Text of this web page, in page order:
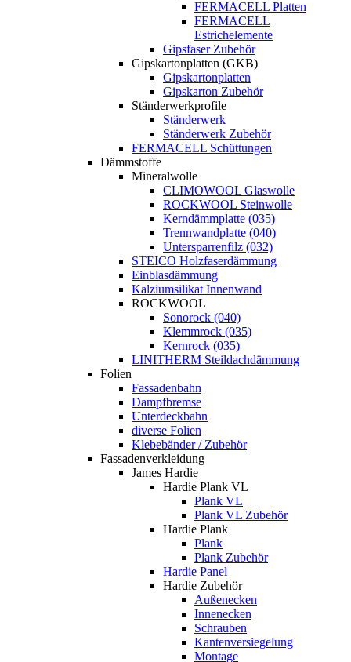
FERMACELL Platten
FERMACELL
Estrichelemente
Gipsfaser Zubehör
Gipskartonplatten (GKB)
Gipskartonplatten
Gipskarton Zubehör
Ständerwerkprofile
Ständerwerk
Ständerwerk Zubehör
FERMACELL Schüttungen
Dämmstoffe
Mineralwolle
CLIMOWOOL Glaswolle
ROCKWOOL Steinwolle
Kerndämmplatte (035)
Trennwandplatte (040)
Untersparrenfilz (032)
STEICO Holzfaserdämmung
Einblasdämmung
Kalziumsilikat Innenwand
ROCKWOOL
Sonorock (040)
Klemmrock (035)
Kernrock (035)
LINITHERM Steildachdämmung
Folien
Fassadenbahn
Dampfbremse
Unterdeckbahn
diverse Folien
Klebebänder / Zubehör
Fassadenverkleidung
James Hardie
Hardie Plank VL
Plank VL
Plank VL Zubehör
Hardie Plank
Plank
Plank Zubehör
Hardie Panel
Hardie Zubehör
Außenecken
Innenecken
Schrauben
Kantenversiegelung
Montage